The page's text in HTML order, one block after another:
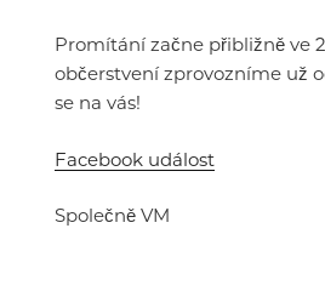
Promítání začne přibližně ve
občerstvení zprovozníme už
se na vás!
Facebook událost
Společně VM